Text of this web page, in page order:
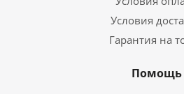
Условия
Гарантия на
Помощь